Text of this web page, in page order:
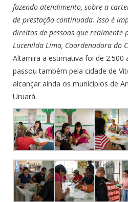
fazendo atendimento, sobre a
de prestação continuada. Isso é
direitos de pessoas que realmente
Lucenilda Lima, Coordenadora do
Altamira a estimativa foi de 2.500
passou também pela cidade de
alcançar ainda os municípios de
Uruará.